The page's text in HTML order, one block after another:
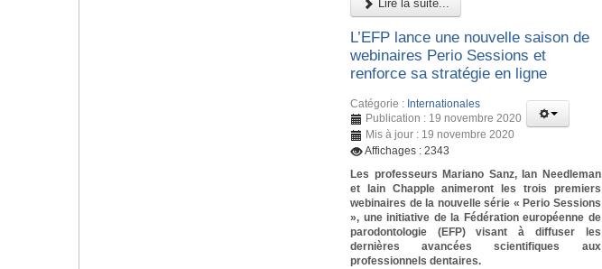
Lire la suite...
L’EFP lance une nouvelle saison de
webinaires Perio Sessions et
renforce sa stratégie en ligne
Catégorie : Internationales
Publication : 19 novembre 2020
Mis à jour : 19 novembre 2020
Affichages : 2343
Les professeurs Mariano Sanz, Ian Needleman
et Iain Chapple animeront les trois premiers
webinaires de la nouvelle série « Perio Sessions
», une initiative de la Fédération européenne de
parodontologie (EFP) visant à diffuser les
dernières avancées scientifiques aux
professionnels dentaires.